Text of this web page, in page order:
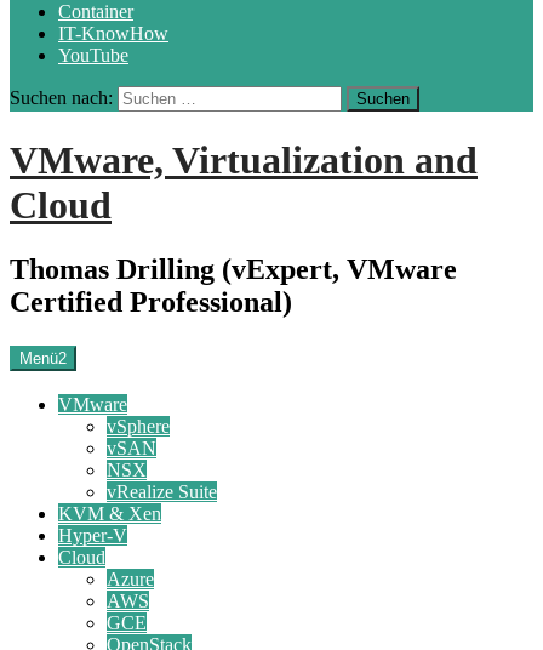
Container
IT-KnowHow
YouTube
Suchen nach:
VMware, Virtualization and
Cloud
Thomas Drilling (vExpert, VMware
Certified Professional)
Menü2
VMware
vSphere
vSAN
NSX
vRealize Suite
KVM & Xen
Hyper-V
Cloud
Azure
AWS
GCE
OpenStack